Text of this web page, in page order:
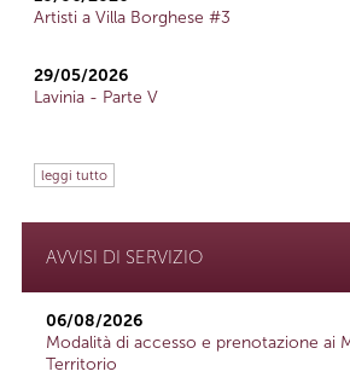
Artisti a Villa Borghese #3
29/05/2026
Lavinia - Parte V
leggi tutto
AVVISI DI SERVIZIO
06/08/2026
Modalità di accesso e prenotazione ai
Territorio